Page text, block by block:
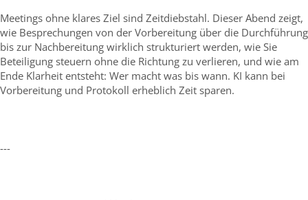
Meetings ohne klares Ziel sind Zeitdiebstahl. Dieser Abend zeigt,
wie Besprechungen von der Vorbereitung über die Durchführung
bis zur Nachbereitung wirklich strukturiert werden, wie Sie
Beteiligung steuern ohne die Richtung zu verlieren, und wie am
Ende Klarheit entsteht: Wer macht was bis wann. KI kann bei
Vorbereitung und Protokoll erheblich Zeit sparen.
---